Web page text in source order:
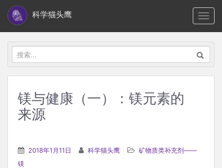
i
科学猫头鹰
搜
索：
镁与健康（一）：镁元素的
来源
2018年1月11日 科学猫头鹰
矿物质类补充剂——
镁